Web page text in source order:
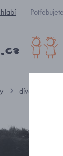
dívčí sněhule